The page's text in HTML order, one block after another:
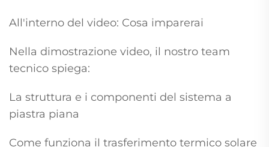
All'interno del video: Cosa imparerai
Nella dimostrazione video, il nostro team
tecnico spiega:
La struttura e i componenti del sistema a
piastra piana
Come funziona il trasferimento termico solare